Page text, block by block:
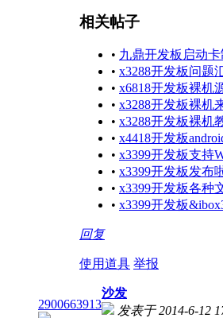
相关帖子
• 九鼎开发板启动卡
• x3288开发板问题
• x6818开发板裸机
• x3288开发板裸机
• x3288开发板裸机
• x4418开发板
• x3399开发板支持
• x3399开发板发布
• x3399开发板各种
• x3399开发板
回复
使用道具 举报
2900663913
沙发
发表于 2014-6-12